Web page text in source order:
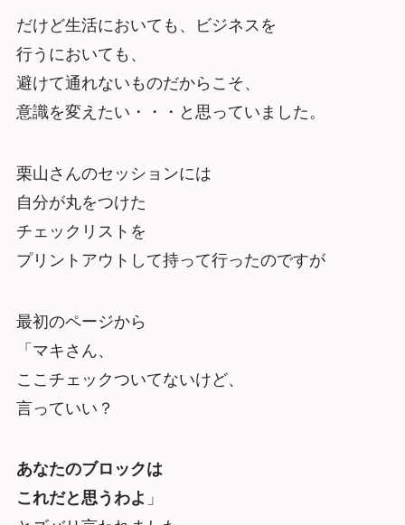
だけど生活においても、ビジネスを
行うにおいても、
避けて通れないものだからこそ、
意識を変えたい・・・と思っていました。
栗山さんのセッションには
自分が丸をつけた
チェックリストを
プリントアウトして持って行ったのですが
最初のページから
「マキさん、
ここチェックついてないけど、
言っていい？
あなたのブロックは
これだと思うわよ 」